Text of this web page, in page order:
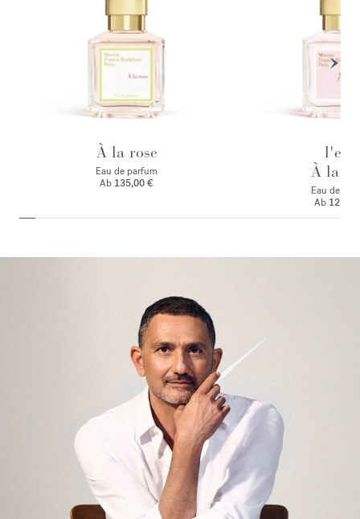
À la rose
Eau de parfum
Ab 135,00 €
l'eau
À la
Eau de
Ab